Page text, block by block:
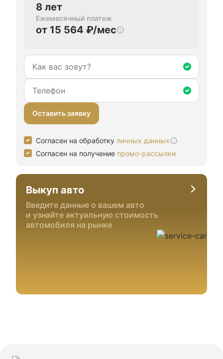
8 лет
Ежемесячный платеж
от 15 564 ₽/мес
Оставить заявку
Согласен на обработку личных данных
Согласен на получение промо-рассылки
Выкуп авто
Введите данные о вашем авто
и узнайте актуальную стоимость
автомобиля на рынке